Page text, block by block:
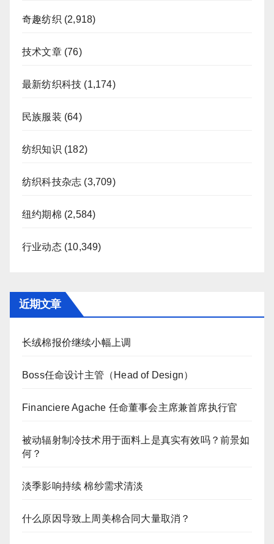
奇趣纺织 (2,918)
技术文章(76)
最新纺织科技 (1,174)
民族服装 (64)
纺织知识 (182)
纺织科技杂志 (3,709)
纽约期棉 (2,584)
行业动态(10,349)
近期文章
长绒棉报价继续小幅上调
Boss任命设计主管（Head of Design）
Financiere Agache 任命董事会主席兼首席执行官
被动辐射制冷技术用于面料上是真实有效吗？前景如
何？
淡季影响持续 棉纱需求清淡
什么原因导致上周美棉合同大量取消？